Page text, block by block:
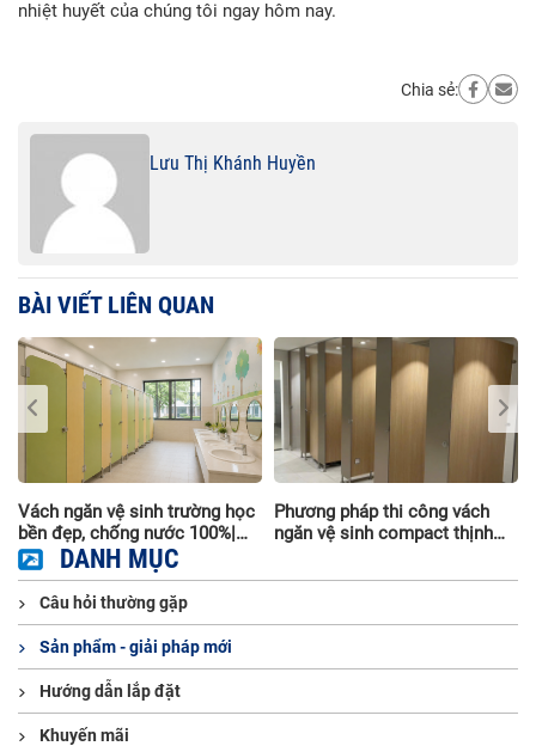
nhiệt huyết của chúng tôi ngay hôm nay.
Chia sẻ:
Lưu Thị Khánh Huyền
BÀI VIẾT LIÊN QUAN
Vách ngăn vệ sinh trường học
bền đẹp, chống nước 100%|
Thi công trọn gói
Phương pháp thi công vách
ngăn vệ sinh compact thịnh
DANH MỤC
Câu hỏi thường gặp
Sản phẩm - giải pháp mới
Hướng dẫn lắp đặt
Khuyến mãi